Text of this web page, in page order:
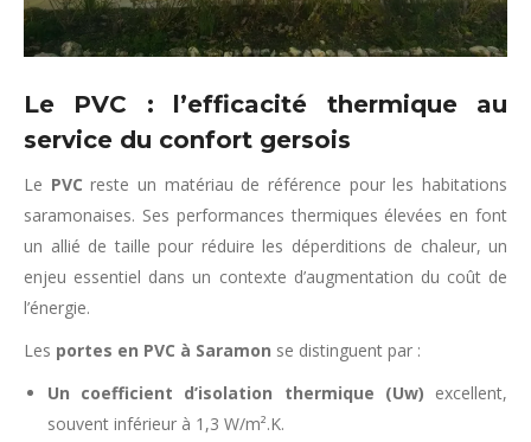
Le PVC : l’efficacité thermique au
service du confort gersois
Le PVC reste un matériau de référence pour les habitations
saramonaises. Ses performances thermiques élevées en font
un allié de taille pour réduire les déperditions de chaleur, un
enjeu essentiel dans un contexte d’augmentation du coût de
l’énergie.
Les portes en PVC à Saramon se distinguent par :
Un coefficient d’isolation thermique (Uw) excellent,
souvent inférieur à 1,3 W/m².K.